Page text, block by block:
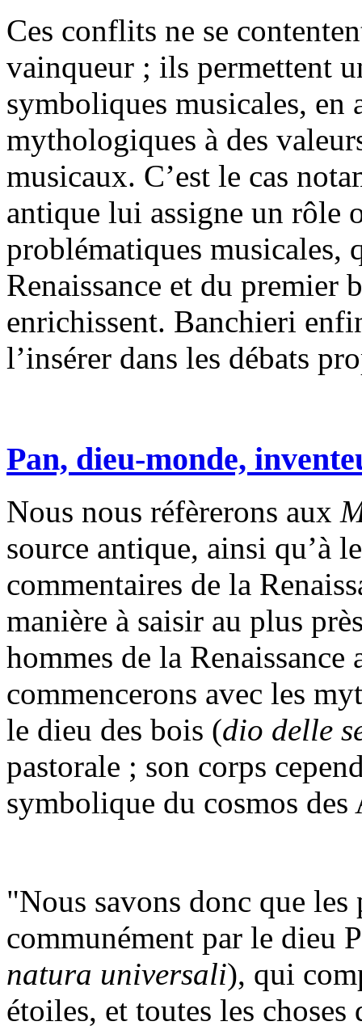
Ces conflits ne se
vainqueur ; ils permettent
symboliques musicales, en
mythologiques à des
musicaux. C’est le cas
antique lui assigne un rôle
problématiques musicales,
Renaissance et du premier
enrichissent. Banchieri
l’insérer dans les débats
Pan, dieu-monde,
Nous nous réfèrerons aux
source antique, ainsi qu’à
commentaires de la
manière à saisir au plus
hommes de la
commencerons avec les
le dieu des bois (dio delle
pastorale ; son corps
symbolique du cosmos des
"Nous savons donc que les
communément par le dieu
natura universali), qui
étoiles, et toutes les